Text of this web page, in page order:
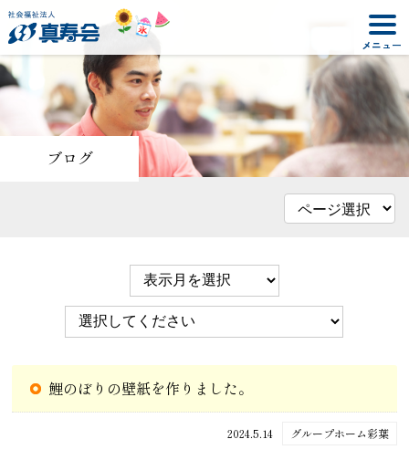
ブログ
鯉のぼりの壁紙を作りました。
2024.5.14 グループホーム彩葉